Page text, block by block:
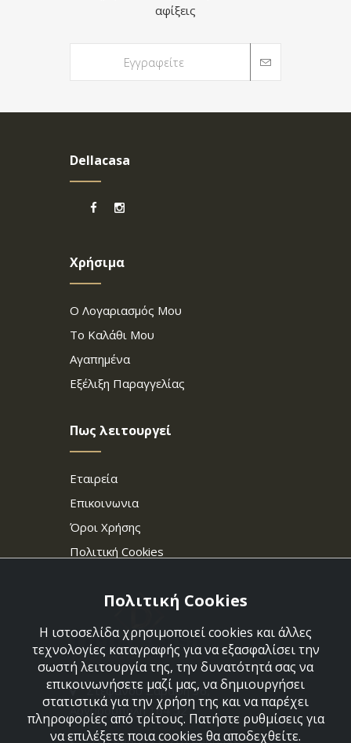
αφίξεις
Dellacasa
Χρήσιμα
Ο Λογαριασμός Μου
Το Καλάθι Μου
Αγαπημένα
Εξέλιξη Παραγγελίας
Πως λειτουργεί
Εταιρεία
Επικοινωνια
Όροι Χρήσης
Πολιτική Cookies
Στεφάνου Σαράφη 36,
Αργυρούπολη 164 52
Πολιτική Cookies
Η ιστοσελίδα χρησιμοποιεί cookies και άλλες
τεχνολογίες καταγραφής για να εξασφαλίσει την
σωστή λειτουργία της, την δυνατότητά σας να
επικοινωνήσετε μαζί μας, να δημιουργήσει
στατιστικά για την χρήση της και να παρέχει
πληροφορίες από τρίτους. Πατήστε ρυθμίσεις για
να επιλέξετε ποια cookies θα αποδεχθείτε.